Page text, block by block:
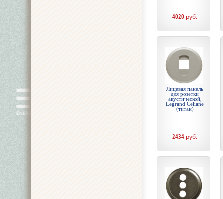
4020 руб.
Лицевая панель
для розетки
акустической,
Legrand Celiane
(титан)
2434 руб.